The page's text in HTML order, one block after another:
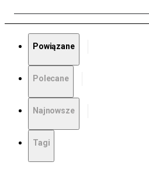
Powiązane
Polecane
Najnowsze
Tagi